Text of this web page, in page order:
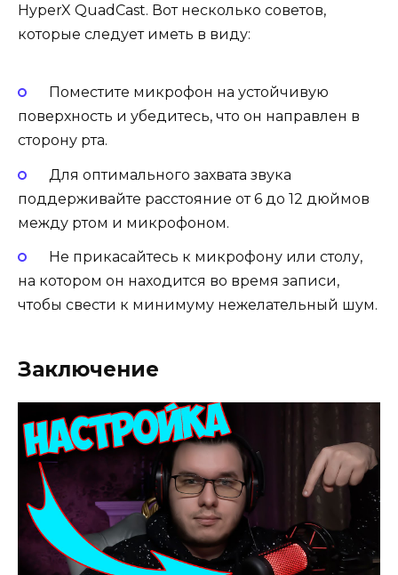
HyperX QuadCast. Вот несколько советов,
которые следует иметь в виду:
Поместите микрофон на устойчивую
поверхность и убедитесь, что он направлен в
сторону рта.
Для оптимального захвата звука
поддерживайте расстояние от 6 до 12 дюймов
между ртом и микрофоном.
Не прикасайтесь к микрофону или столу,
на котором он находится во время записи,
чтобы свести к минимуму нежелательный шум.
Заключение